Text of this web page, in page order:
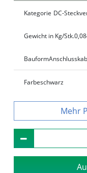
Kategorie DC-
Gewicht in Kg/Stk.
Bauform
Farbeschwarz